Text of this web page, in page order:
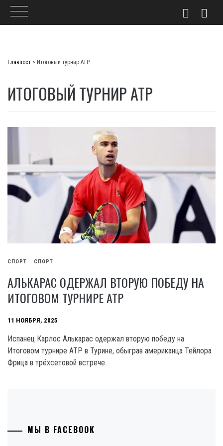
Главпост > Итоговый турнир ATP
ИТОГОВЫЙ ТУРНИР ATP
СПОРТ СПОРТ
АЛЬКАРАС ОДЕРЖАЛ ВТОРУЮ ПОБЕДУ НА
ИТОГОВОМ ТУРНИРЕ ATP
11 НОЯБРЯ, 2025
Испанец Карлос Алькарас одержал вторую победу на
Итоговом турнире ATP в Турине, обыграв американца Тейлора
Фрица в трёхсетовой встрече.
МЫ В FACEBOOK